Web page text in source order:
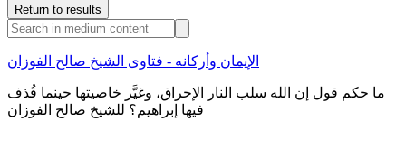
Return to results
الإيمان وأركانه - فتاوى الشيخ صالح الفوزان
ما حكم قول إن الله سلب النار الإحراق، وغيَّر خاصيتها حينما قُذف
فيها إبراهيم؟ للشيخ صالح الفوزان